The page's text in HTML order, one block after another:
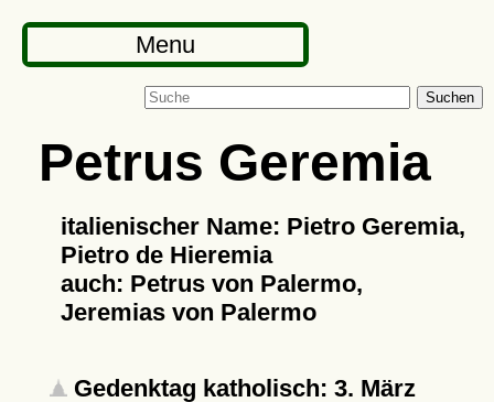
Menu
Suchen
Petrus Geremia
italienischer Name: Pietro Geremia,
Pietro de Hieremia
auch: Petrus von Palermo,
Jeremias von Palermo
Gedenktag katholisch: 3. März